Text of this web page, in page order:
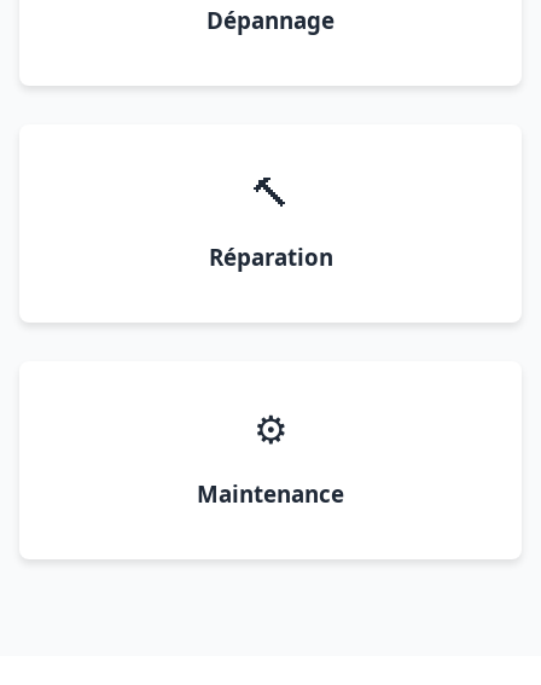
Dépannage
🔨
Réparation
⚙️
Maintenance